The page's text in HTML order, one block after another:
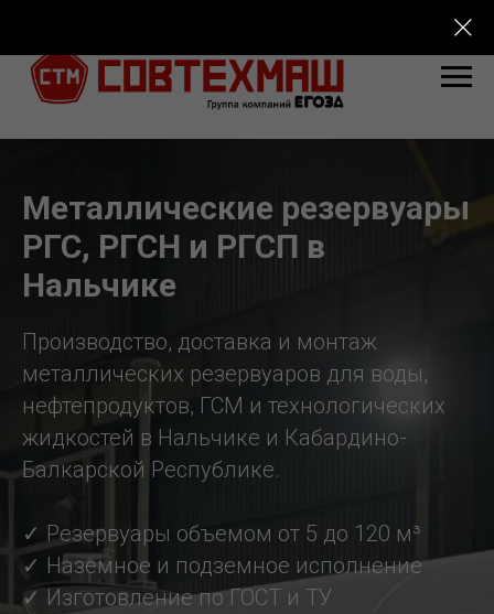
Металлические резервуары
РГС, РГСН и РГСП в
Нальчике
Производство, доставка и монтаж
металлических резервуаров для воды,
нефтепродуктов, ГСМ и технологических
жидкостей в Нальчике и Кабардино-
Балкарской Республике.
✓ Резервуары объемом от 5 до 120 м³
✓ Наземное и подземное исполнение
✓ Изготовление по ГОСТ и ТУ